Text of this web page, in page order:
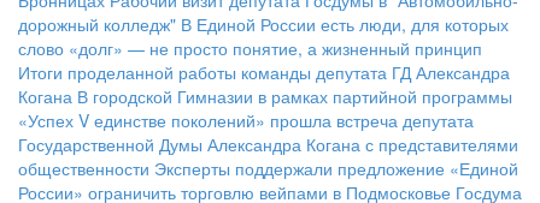
дорожный колледж" В Единой России есть люди, для которых
слово «долг» — не просто понятие, а жизненный принцип
Итоги проделанной работы команды депутата ГД Александра
Когана В городской Гимназии в рамках партийной программы
«Успех V единстве поколений» прошла встреча депутата
Государственной Думы Александра Когана с представителями
общественности Эксперты поддержали предложение «Единой
России» ограничить торговлю вейпами в Подмосковье Госдума